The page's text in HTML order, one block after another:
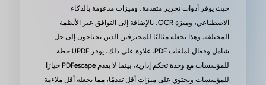
أود أن أشكر فريق UPDF. أعمل مع محتوى حقوق العلامات
والعديد من المستندات الأخرى. جاء هذا العرض على
AppSumo في الوقت المناسب، حيث لا تستطيع معظم برامج
PDF الأخرى فعل ما يفعله UPDF بهذه السهولة. لا أحتاج حتى
في الأمر، فهو بسيط وبديهي للغاية. إنه حقًا برنامج
حيث يوفر أدوات تحرير متقدمة، وميزات مدعومة بالذكاء
الاصطناعي، وميزة OCR، بالإضافة إلى التوافق عبر الأنظمة
المختلفة. وهذا يجعله مثاليًا للمحترفين الذين يحتاجون إلى حل
شامل وفعال لملفات PDF. علاوة على ذلك، يوفر UPDF خطة
للمؤسسات مع وحدة تحكم إدارية، بينما لا يقدم PDFescape خيارًا
للمؤسسات ويحتوي على ميزات أقل تقدمًا، مما يجعله أقل ملاءمة